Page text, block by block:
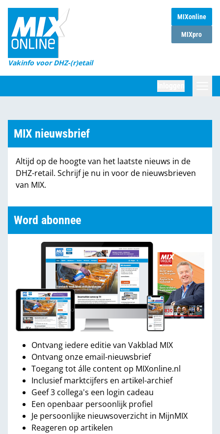
MIXonline
MIXpro
Vakinfo voor DHZ-(r)etail
Home
Magazines
DHZ Sessie
Marktcijfers
Partners
MIX nieuwsbrief
Altijd op de hoogte van het laatste nieuws in de
DHZ-retail. Schrijf je nu in voor de nieuwsbrieven
van MIX.
Word abonnee
Ontvang iedere editie van Vakblad MIX
Ontvang onze email-nieuwsbrief
Toegang tot álle content op MIXonline.nl
Inclusief marktcijfers en artikel-archief
Geef 3 collega's een login cadeau
Een openbaar persoonlijk profiel
Je persoonlijke nieuwsoverzicht in MijnMIX
Reageren op artikelen